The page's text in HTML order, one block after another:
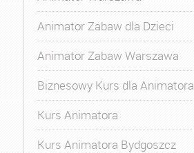
Animator Zabaw dla Dzieci
Animator Zabaw Warszawa
Biznesowy Kurs dla Animatora
Kurs Animatora
Kurs Animatora Bydgoszcz